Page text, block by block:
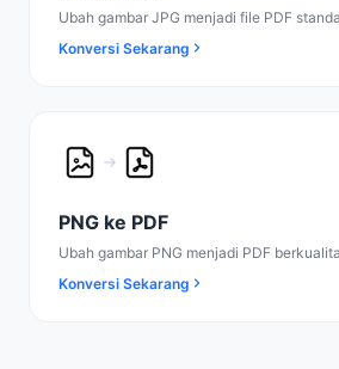
Ubah gambar JPG menjadi file PDF
Konversi Sekarang
PNG ke PDF
Ubah gambar PNG menjadi PDF
Konversi Sekarang